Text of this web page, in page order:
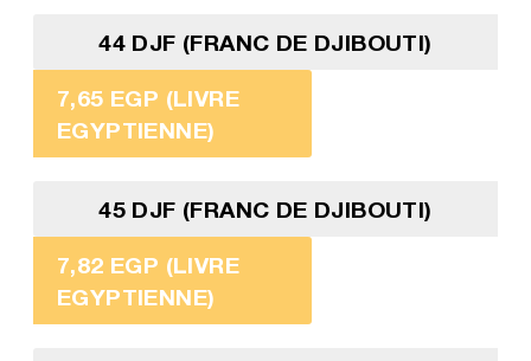
44 DJF (FRANC DE DJIBOUTI)
7,65 EGP (LIVRE
EGYPTIENNE)
45 DJF (FRANC DE DJIBOUTI)
7,82 EGP (LIVRE
EGYPTIENNE)